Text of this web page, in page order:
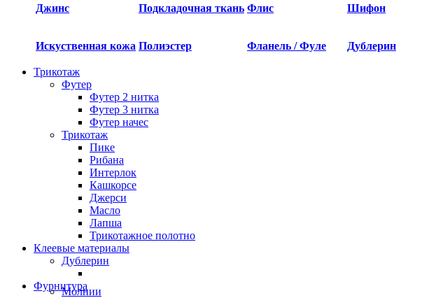
Джинс Подкладочная ткань Флис Шифон
Искуственная кожа Полиэстер Фланель / Фуле Дублерин
Трикотаж
Футер
Футер 2 нитка​
Футер 3 нитка​
Футер начес
Трикотаж
Пике
Рибана
Интерлок
Кашкорсе
Джерси
Масло
Лапша
Трикотажное полотно
Клеевые материалы
Дублерин
Фурнитура
Молнии